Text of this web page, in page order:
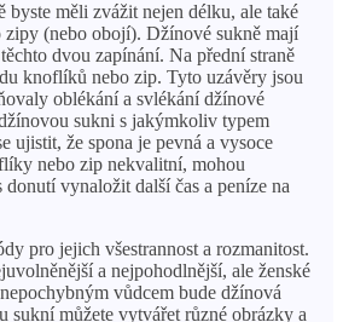
byste měli zvážit nejen délku, ale také
(nebo obojí). Džínové sukně mají
dvou zapínání. Na přední straně
knoflíků nebo zip. Tyto uzávěry jsou
oblékání a svlékání džínové
sukni s jakýmkoliv typem
ujistit, že spona je pevná a vysoce
nebo zip nekvalitní, mohou
donutí vynaložit další čas a peníze na
pro jejich všestrannost a rozmanitost.
a nejpohodlnější, ale ženské
vůdcem bude džínová
sukní můžete vytvářet různé obrázky a